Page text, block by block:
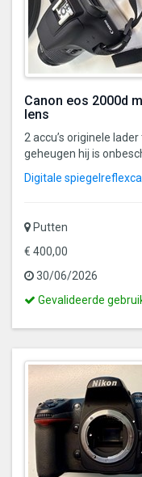
Canon eos 2000d
lens
2 accu’s originele
geheugen hij is
Digitale
Putten
€ 400,00
30/06/2026
Dit
een
gevalideerde
gebruiker
Gevalideerde